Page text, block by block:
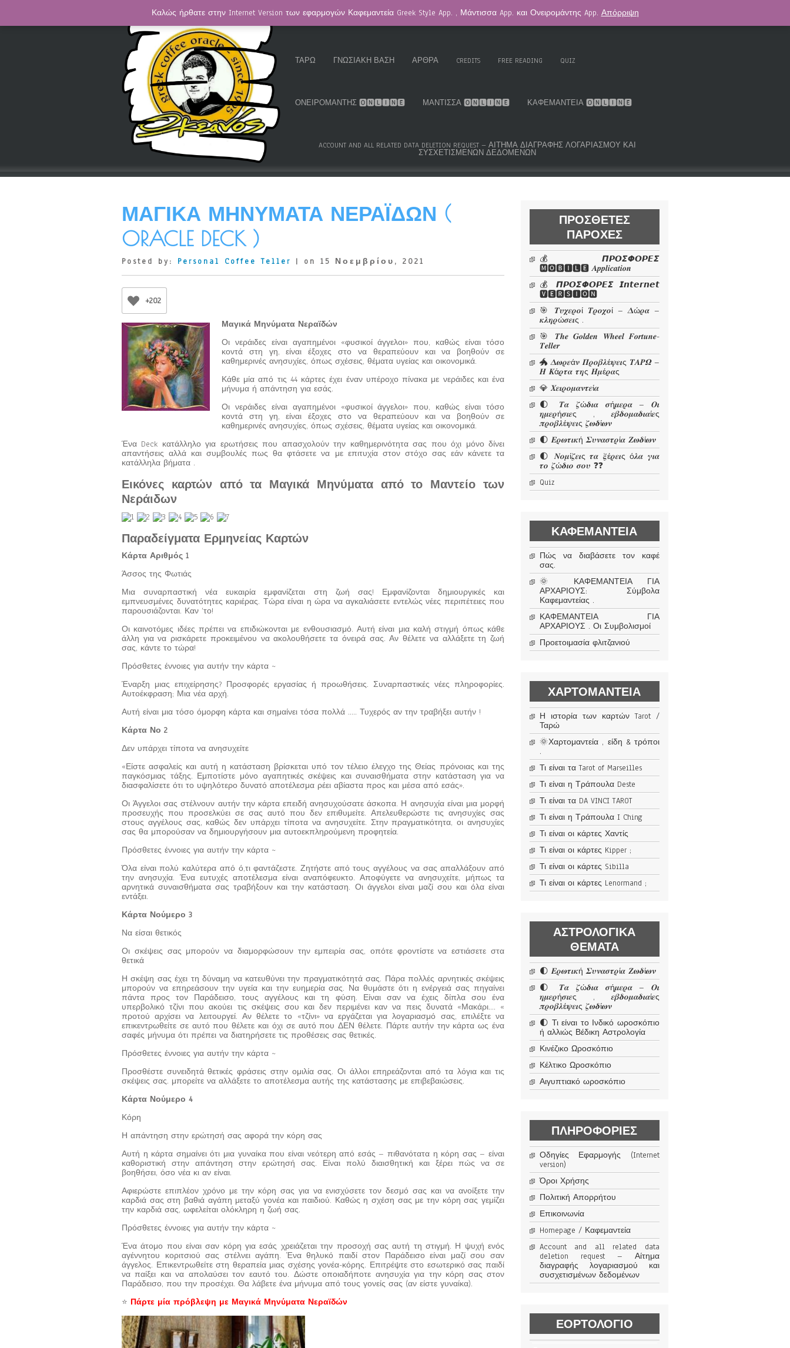
HOMEPAGE / ΚΑΦΕΜΑΝΤΕΊΑ GREEK ROMA GYPSY CARDS™ K.S. KOUK ORACLE DECK ΑΣΤΡΟΛΟΓΊΑ
ΤΑΡΏ ΓΝΩΣΙΑΚΉ ΒΆΣΗ ΆΡΘΡΑ CREDITS FREE READING QUIZ
ΟΝΕΙΡΟΜΆΝΤΗΣ 🅾🅽🅻🅸🅽🅴 ΜΆΝΤΙΣΣΑ 🅾🅽🅻🅸🅽🅴 ΚΑΦΕΜΑΝΤΕΊΑ 🅾🅽🅻🅸🅽🅴
ACCOUNT AND ALL RELATED DATA DELETION REQUEST – ΑΊΤΗΜΑ ΔΙΑΓΡΑΦΉΣ ΛΟΓΑΡΙΑΣΜΟΎ ΚΑΙ
ΣΥΣΧΕΤΙΣΜΈΝΩΝ ΔΕΔΟΜΈΝΩΝ
ΜΑΓΙΚΆ ΜΗΝΎΜΑΤΑ ΝΕΡΑΪΔΏΝ (
ORACLE DECK )
Posted by: Personal Coffee Teller | on 15 Νοεμβρίου, 2021
+202
Μαγικά Μηνύματα Νεραϊδών
Οι νεράιδες είναι αγαπημένοι «φυσικοί άγγελοι» που, καθώς είναι τόσο
κοντά στη γη, είναι έξοχες στο να θεραπεύουν και να βοηθούν σε
καθημερινές ανησυχίες, όπως σχέσεις, θέματα υγείας και οικονομικά.
Κάθε μία από τις 44 κάρτες έχει έναν υπέροχο πίνακα με νεράιδες και ένα
μήνυμα ή απάντηση για εσάς.
Οι νεράιδες είναι αγαπημένοι «φυσικοί άγγελοι» που, καθώς είναι τόσο
κοντά στη γη, είναι έξοχες στο να θεραπεύουν και να βοηθούν σε
καθημερινές ανησυχίες, όπως σχέσεις, θέματα υγείας και οικονομικά.
Ένα Deck κατάλληλο για ερωτήσεις που απασχολούν την καθημερινότητα σας που όχι μόνο δίνει
απαντήσεις αλλά και συμβουλές πως θα φτάσετε να με επιτυχία στον στόχο σας εάν κάνετε τα
κατάλληλα βήματα .
Εικόνες καρτών από τα Μαγικά Μηνύματα από το Μαντείο των
Νεράιδων
Παραδείγματα Ερμηνείας Καρτών
Κάρτα Αριθμός 1
Άσσος της Φωτιάς
Μια συναρπαστική νέα ευκαιρία εμφανίζεται στη ζωή σας! Εμφανίζονται δημιουργικές και
εμπνευσμένες δυνατότητες καριέρας. Τώρα είναι η ώρα να αγκαλιάσετε εντελώς νέες περιπέτειες που
παρουσιάζονται. Καν ‘το!
Οι καινοτόμες ιδέες πρέπει να επιδιώκονται με ενθουσιασμό. Αυτή είναι μια καλή στιγμή όπως κάθε
άλλη για να ρισκάρετε προκειμένου να ακολουθήσετε τα όνειρά σας. Αν θέλετε να αλλάξετε τη ζωή
σας, κάντε το τώρα!
Πρόσθετες έννοιες για αυτήν την κάρτα ~
Έναρξη μιας επιχείρησης? Προσφορές εργασίας ή προωθήσεις. Συναρπαστικές νέες πληροφορίες.
Αυτοέκφραση; Μια νέα αρχή.
Αυτή είναι μια τόσο όμορφη κάρτα και σημαίνει τόσα πολλά ….. Τυχερός αν την τραβήξει αυτήν !
Κάρτα Νο 2
Δεν υπάρχει τίποτα να ανησυχείτε
«Είστε ασφαλείς και αυτή η κατάσταση βρίσκεται υπό τον τέλειο έλεγχο της Θείας πρόνοιας και της
παγκόσμιας τάξης. Εμποτίστε μόνο αγαπητικές σκέψεις και συναισθήματα στην κατάσταση για να
διασφαλίσετε ότι το υψηλότερο δυνατό αποτέλεσμα ρέει αβίαστα προς και μέσα από εσάς».
Οι Άγγελοι σας στέλνουν αυτήν την κάρτα επειδή ανησυχούσατε άσκοπα. Η ανησυχία είναι μια μορφή
προσευχής που προσελκύει σε σας αυτό που δεν επιθυμείτε. Απελευθερώστε τις ανησυχίες σας
στους αγγέλους σας, καθώς δεν υπάρχει τίποτα να ανησυχείτε. Στην πραγματικότητα, οι ανησυχίες
σας θα μπορούσαν να δημιουργήσουν μια αυτοεκπληρούμενη προφητεία.
Πρόσθετες έννοιες για αυτήν την κάρτα ~
Όλα είναι πολύ καλύτερα από ό,τι φαντάζεστε. Ζητήστε από τους αγγέλους να σας απαλλάξουν από
την ανησυχία. Ένα ευτυχές αποτέλεσμα είναι αναπόφευκτο. Αποφύγετε να ανησυχείτε, μήπως τα
αρνητικά συναισθήματα σας τραβήξουν και την κατάσταση. Οι άγγελοι είναι μαζί σου και όλα είναι
εντάξει.
Κάρτα Νούμερο 3
Να είσαι θετικός
Οι σκέψεις σας μπορούν να διαμορφώσουν την εμπειρία σας, οπότε φροντίστε να εστιάσετε στα
θετικά
Η σκέψη σας έχει τη δύναμη να κατευθύνει την πραγματικότητά σας. Πάρα πολλές αρνητικές σκέψεις
μπορούν να επηρεάσουν την υγεία και την ευημερία σας. Να θυμάστε ότι η ενέργειά σας πηγαίνει
πάντα προς τον Παράδεισο, τους αγγέλους και τη φύση. Είναι σαν να έχεις δίπλα σου ένα
υπερβολικό τζίνι που ακούει τις σκέψεις σου και δεν περιμένει καν να πεις δυνατά «Μακάρι…. «
προτού αρχίσει να λειτουργεί. Αν θέλετε το «τζίνι» να εργάζεται για λογαριασμό σας, επιλέξτε να
επικεντρωθείτε σε αυτό που θέλετε και όχι σε αυτό που ΔΕΝ θέλετε. Πάρτε αυτήν την κάρτα ως ένα
σαφές μήνυμα ότι πρέπει να διατηρήσετε τις προθέσεις σας θετικές.
Πρόσθετες έννοιες για αυτήν την κάρτα ~
Προσθέστε συνειδητά θετικές φράσεις στην ομιλία σας. Οι άλλοι επηρεάζονται από τα λόγια και τις
σκέψεις σας. μπορείτε να αλλάξετε το αποτέλεσμα αυτής της κατάστασης με επιβεβαιώσεις.
Κάρτα Νούμερο 4
Κόρη
Η απάντηση στην ερώτησή σας αφορά την κόρη σας
Αυτή η κάρτα σημαίνει ότι μια γυναίκα που είναι νεότερη από εσάς – πιθανότατα η κόρη σας – είναι
καθοριστική στην απάντηση στην ερώτησή σας. Είναι πολύ διαισθητική και ξέρει πώς να σε
βοηθήσει, όσο νέα κι αν είναι.
Αφιερώστε επιπλέον χρόνο με την κόρη σας για να ενισχύσετε τον δεσμό σας και να ανοίξετε την
καρδιά σας στη βαθιά αγάπη μεταξύ γονέα και παιδιού. Καθώς η σχέση σας με την κόρη σας γεμίζει
την καρδιά σας, ωφελείται ολόκληρη η ζωή σας.
Πρόσθετες έννοιες για αυτήν την κάρτα ~
Ένα άτομο που είναι σαν κόρη για εσάς χρειάζεται την προσοχή σας αυτή τη στιγμή. Η ψυχή ενός
αγέννητου κοριτσιού σας στέλνει αγάπη. Ένα θηλυκό παιδί στον Παράδεισο είναι μαζί σου σαν
άγγελος. Επικεντρωθείτε στη θεραπεία μιας σχέσης γονέα-κόρης. Επιτρέψτε στο εσωτερικό σας παιδί
να παίξει και να απολαύσει τον εαυτό του. Δώστε οποιαδήποτε ανησυχία για την κόρη σας στον
Παράδεισο, που την προσέχει. Θα λάβετε ένα μήνυμα από τους γονείς σας (αν είστε γυναίκα).
⭐ Πάρτε μία πρόβλεψη με Μαγικά Μηνύματα Νεραϊδών
ΠΡΌΣΘΕΤΕΣ
ΠΑΡΟΧΈΣ
💰 𝞟𝞠𝞞𝞢𝞥𝞞𝞠𝞔𝞢
🅼🅾🅱🅸🅻🅴 𝜜𝒑𝒑𝒍𝒊𝒄𝒂𝒕𝒊𝒐𝒏
💰 𝞟𝞠𝞞𝞢𝞥𝞞𝞠𝞔𝞢 𝙄𝙣𝙩𝙚𝙧𝙣𝙚𝙩
🆅🅴🆁🆂🅸🅾🅽
🎯 𝜯𝝊𝝌𝜺𝝆𝝄ί 𝜯𝝆𝝄𝝌𝝄ί – 𝜟ώ𝝆𝜶 –
𝜿𝝀𝜼𝝆ώ𝝈𝜺𝜾ς .
🎯 𝑻𝒉𝒆 𝑮𝒐𝒍𝒅𝒆𝒏 𝑾𝒉𝒆𝒆𝒍 𝑭𝒐𝒓𝒕𝒖𝒏𝒆-
𝑻𝒆𝒍𝒍𝒆𝒓
🐲 𝜟𝝎𝝆𝜺ά𝝂 𝜫𝝆𝝄𝜷𝝀έ𝝍𝜺𝜾ς 𝜯𝜜𝜬𝜴 –
𝜢 𝜥ά𝝆𝝉𝜶 𝝉𝜼ς 𝜢𝝁έ𝝆𝜶ς
💎 𝜲𝜺𝜾𝝆𝝄𝝁𝜶𝝂𝝉𝜺ί𝜶
🌓 𝜯𝜶 𝜻ώ𝜹𝜾𝜶 𝝈ή𝝁𝜺𝝆𝜶 – 𝜪𝜾
𝜼𝝁𝜺𝝆ή𝝈𝜾𝜺ς , 𝜺𝜷𝜹𝝄𝝁𝜶𝜹𝜾𝜶ί𝜺ς
𝝅𝝆𝝄𝜷𝝀έ𝝍𝜺𝜾ς 𝜻𝝎𝜹ί𝝎𝝂
🌓 𝜠𝝆𝝎𝝉𝜾𝜿ή 𝜮𝝊𝝂𝜶𝝈𝝉𝝆ί𝜶 𝜡𝝎𝜹ί𝝎𝝂
🌓 𝜨𝝄𝝁ί𝜻𝜺𝜾ς 𝝉𝜶 𝝃έ𝝆𝜺𝜾ς ό𝝀𝜶 𝜸𝜾𝜶
𝝉𝝄 𝜻ώ𝜹𝜾𝝄 𝝈𝝄𝝊 ❓❓
Quiz
ΚΑΦΕΜΑΝΤΕΊΑ
Πώς να διαβάσετε τον καφέ
σας.
🌞 ΚΑΦΕΜΑΝΤΕΙΑ ΓΙΑ
ΑΡΧΑΡΙΟΥΣ: Σύμβολα
Καφεμαντείας .
ΚΑΦΕΜΑΝΤΕΙΑ ΓΙΑ
ΑΡΧΑΡΙΟΥΣ . Οι Συμβολισμοί
Προετοιμασία φλιτζανιού
ΧΑΡΤΟΜΑΝΤΕΊΑ
Η ιστορία των καρτών Tarot /
Ταρώ
🌞Χαρτομαντεία , είδη & τρόποι
.
Τι είναι τα Tarot of Marseilles
Τι είναι η Τράπουλα Deste
Τι είναι τα DA VINCI TAROT
Τι είναι η Τράπουλα I Ching
Τι είναι οι κάρτες Χαντίς
Τι είναι οι κάρτες Kipper ;
Τι είναι οι κάρτες Sibilla
Τι είναι οι κάρτες Lenormand ;
ΑΣΤΡΟΛΟΓΙΚΆ
ΘΈΜΑΤΑ
🌓 𝜠𝝆𝝎𝝉𝜾𝜿ή 𝜮𝝊𝝂𝜶𝝈𝝉𝝆ί𝜶 𝜡𝝎𝜹ί𝝎𝝂
🌓 𝜯𝜶 𝜻ώ𝜹𝜾𝜶 𝝈ή𝝁𝜺𝝆𝜶 – 𝜪𝜾
𝜼𝝁𝜺𝝆ή𝝈𝜾𝜺ς , 𝜺𝜷𝜹𝝄𝝁𝜶𝜹𝜾𝜶ί𝜺ς
𝝅𝝆𝝄𝜷𝝀έ𝝍𝜺𝜾ς 𝜻𝝎𝜹ί𝝎𝝂
🌓 Τι είναι το Ινδικό ωροσκόπιο
ή αλλιώς Βέδικη Αστρολογία
Κινέζικο Ωροσκόπιο
Κέλτικο Ωροσκόπιο
Αιγυπτιακό ωροσκόπιο
ΠΛΗΡΟΦΟΡΊΕΣ
Οδηγίες Εφαρμογής (Internet
version)
Όροι Χρήσης
Πολιτική Απορρήτου
Επικοινωνία
Homepage / Καφεμαντεία
Account and all related data
deletion request – Αίτημα
διαγραφής λογαριασμού και
συσχετισμένων δεδομένων
ΕΟΡΤΟΛΟΓΙΟ
Καλώς ήρθατε στην Internet Version των εφαρμογών Καφεμαντεία Greek Style App. , Μάντισσα App. και Ονειρομάντης App. Απόρριψη